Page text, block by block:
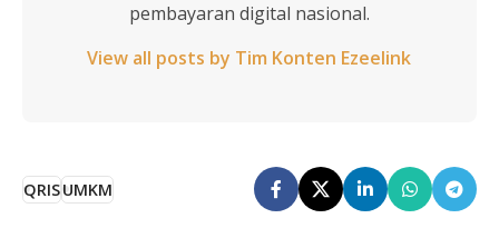
pembayaran digital nasional.
View all posts by Tim Konten Ezeelink
QRISUMKM